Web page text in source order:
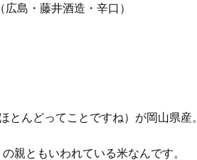
島・藤井酒造・辛口）
とんどってことですね）が岡山県産。
親ともいわれている米なんです。